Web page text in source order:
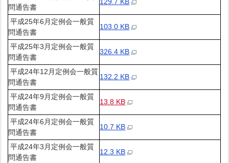
問通告書
平成25年6月定例会一般質
問通告書
103.0 KB
平成25年3月定例会一般質
問通告書
326.4 KB
平成24年12月定例会一般質
問通告書
132.2 KB
平成24年9月定例会一般質
問通告書
13.8 KB
平成24年6月定例会一般質
問通告書
10.7 KB
平成24年3月定例会一般質
問通告書
12.3 KB